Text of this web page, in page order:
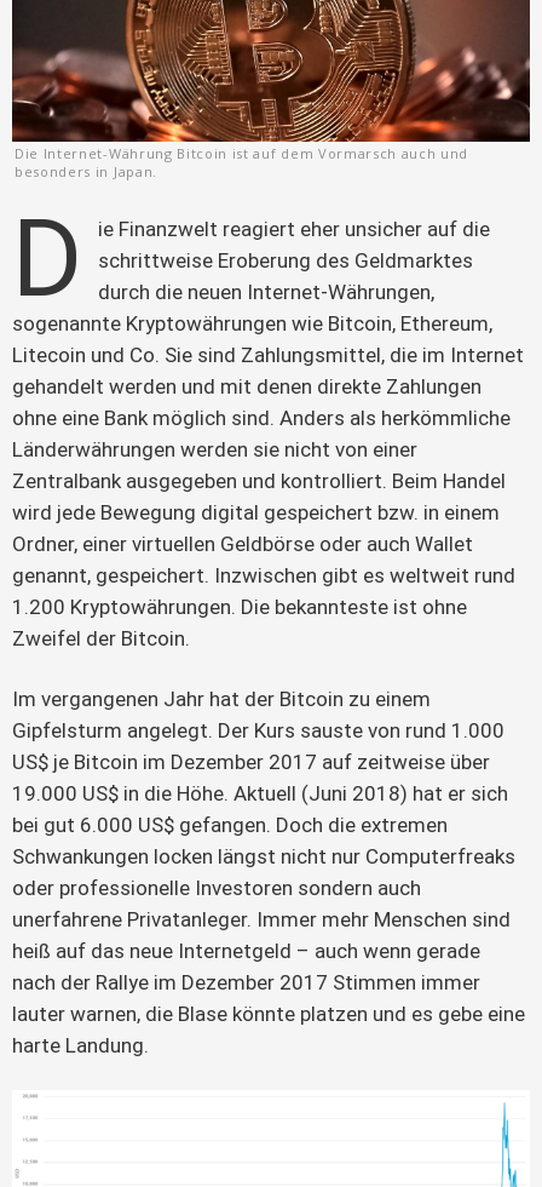
Die Internet-Währung Bitcoin ist auf dem Vormarsch auch und
besonders in Japan.
D
ie Finanzwelt reagiert eher unsicher auf die
schrittweise Eroberung des Geldmarktes
durch die neuen Internet-Währungen,
sogenannte Kryptowährungen wie Bitcoin, Ethereum,
Litecoin und Co. Sie sind Zahlungsmittel, die im Internet
gehandelt werden und mit denen direkte Zahlungen
ohne eine Bank möglich sind. Anders als herkömmliche
Länderwährungen werden sie nicht von einer
Zentralbank ausgegeben und kontrolliert. Beim Handel
wird jede Bewegung digital gespeichert bzw. in einem
Ordner, einer virtuellen Geldbörse oder auch Wallet
genannt, gespeichert. Inzwischen gibt es weltweit rund
1.200 Kryptowährungen. Die bekannteste ist ohne
Zweifel der Bitcoin.
Im vergangenen Jahr hat der Bitcoin zu einem
Gipfelsturm angelegt. Der Kurs sauste von rund 1.000
US$ je Bitcoin im Dezember 2017 auf zeitweise über
19.000 US$ in die Höhe. Aktuell (Juni 2018) hat er sich
bei gut 6.000 US$ gefangen. Doch die extremen
Schwankungen locken längst nicht nur Computerfreaks
oder professionelle Investoren sondern auch
unerfahrene Privatanleger. Immer mehr Menschen sind
heiß auf das neue Internetgeld – auch wenn gerade
nach der Rallye im Dezember 2017 Stimmen immer
lauter warnen, die Blase könnte platzen und es gebe eine
harte Landung.